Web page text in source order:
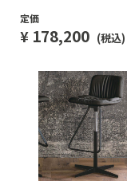
定価
¥ 178,200 (税込)